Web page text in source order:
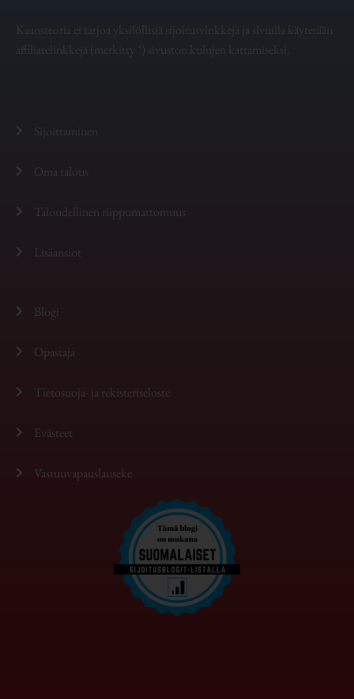
Kaaosteoria ei tarjoa yksilöllisiä sijoitusvinkkejä ja sivuilla käytetään
affiliatelinkkejä (merkitty *) sivuston kulujen kattamiseksi.
Sijoittaminen
Oma talous
Taloudellinen riippumattomuus
Lisäansiot
Blogi
Opastaja
Tietosuoja- ja rekisteriseloste
Evästeet
Vastuuvapauslauseke